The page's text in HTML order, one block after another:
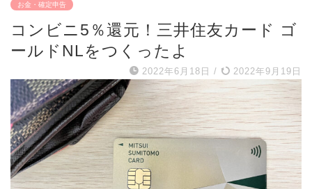
お金・確定申告
コンビニ5％還元！三井住友カード ゴ
ールドNLをつくったよ
2022年6月18日 / 2022年9月19日